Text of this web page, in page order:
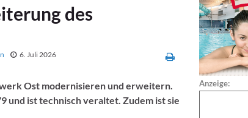
des
6. Juli 2026
Ost modernisieren und erweitern.
und ist technisch veraltet. Zudem ist sie
Anzeige: